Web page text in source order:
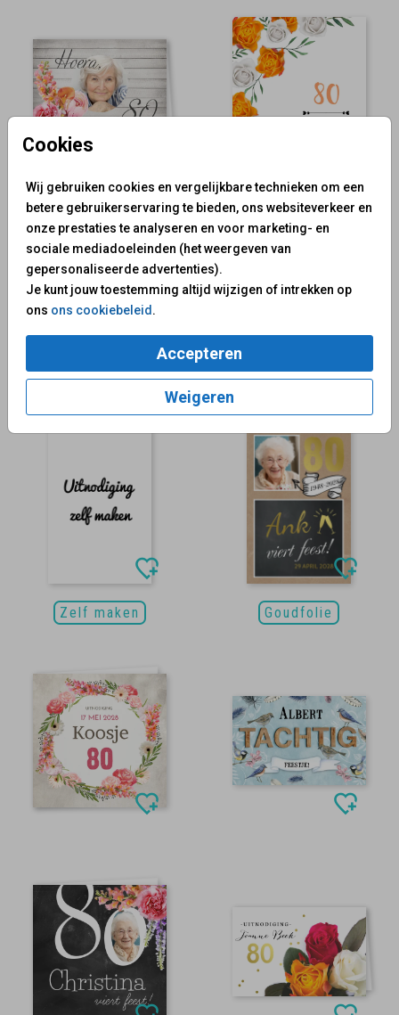
Cookies
Wij gebruiken cookies en vergelijkbare technieken om een
betere gebruikerservaring te bieden, ons websiteverkeer en
onze prestaties te analyseren en voor marketing- en
sociale mediadoeleinden (het weergeven van
gepersonaliseerde advertenties).
Je kunt jouw toestemming altijd wijzigen of intrekken op
ons ons cookiebeleid.
Accepteren
Weigeren
Zelf maken Goudfolie